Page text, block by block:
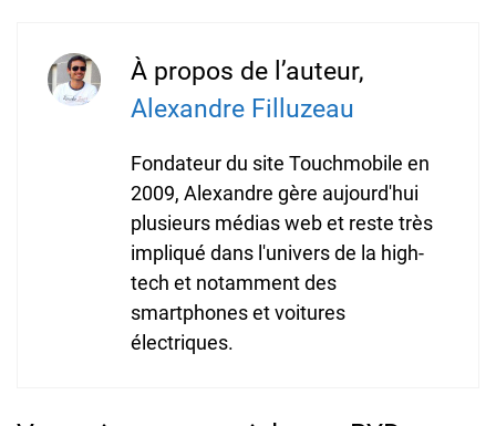
À propos de l’auteur,
Alexandre Filluzeau
Fondateur du site Touchmobile en
2009, Alexandre gère aujourd'hui
plusieurs médias web et reste très
impliqué dans l'univers de la high-
tech et notamment des
smartphones et voitures
électriques.